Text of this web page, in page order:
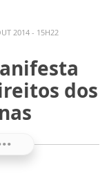
2014 - 15H22
dos